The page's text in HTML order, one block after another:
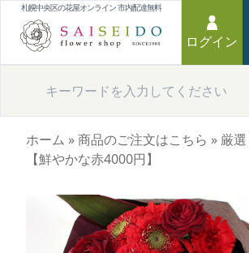
札幌中央区の花屋オンライン 市内配達無料
ログイン
ホーム »商品のご注文はこちら » 厳
【鮮やかな赤4000円】